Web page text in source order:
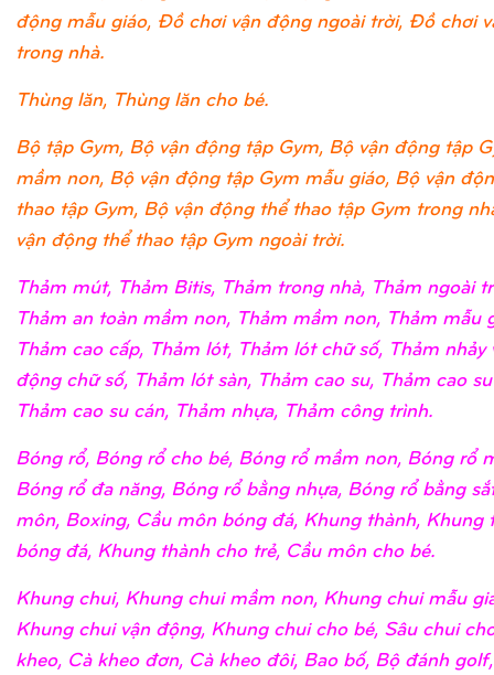
động mẫu giáo, Đồ chơi vận động ngoài trời, Đồ chơi
trong nhà.
Thùng lăn, Thùng lăn cho bé.
Bộ tập Gym, Bộ vận động tập Gym, Bộ vận động tập
mầm non, Bộ vận động tập Gym mẫu giáo, Bộ vận
thao tập Gym, Bộ vận động thể thao tập Gym trong
vận động thể thao tập Gym ngoài trời.
Thảm mút, Thảm Bitis, Thảm trong nhà, Thảm ngoài
Thảm an toàn mầm non, Thảm mầm non, Thảm mẫu
Thảm cao cấp, Thảm lót, Thảm lót chữ số, Thảm nhảy
động chữ số, Thảm lót sàn, Thảm cao su, Thảm cao
Thảm cao su cán, Thảm nhựa, Thảm công trình.
Bóng rổ, Bóng rổ cho bé, Bóng rổ mầm non, Bóng rổ
Bóng rổ đa năng, Bóng rổ bằng nhựa, Bóng rổ bằng
môn, Boxing, Cầu môn bóng đá, Khung thành, Khung
bóng đá, Khung thành cho trẻ, Cầu môn cho bé.
Khung chui, Khung chui mầm non, Khung chui mẫu
Khung chui vận động, Khung chui cho bé, Sâu chui
kheo, Cà kheo đơn, Cà kheo đôi, Bao bố, Bộ đánh